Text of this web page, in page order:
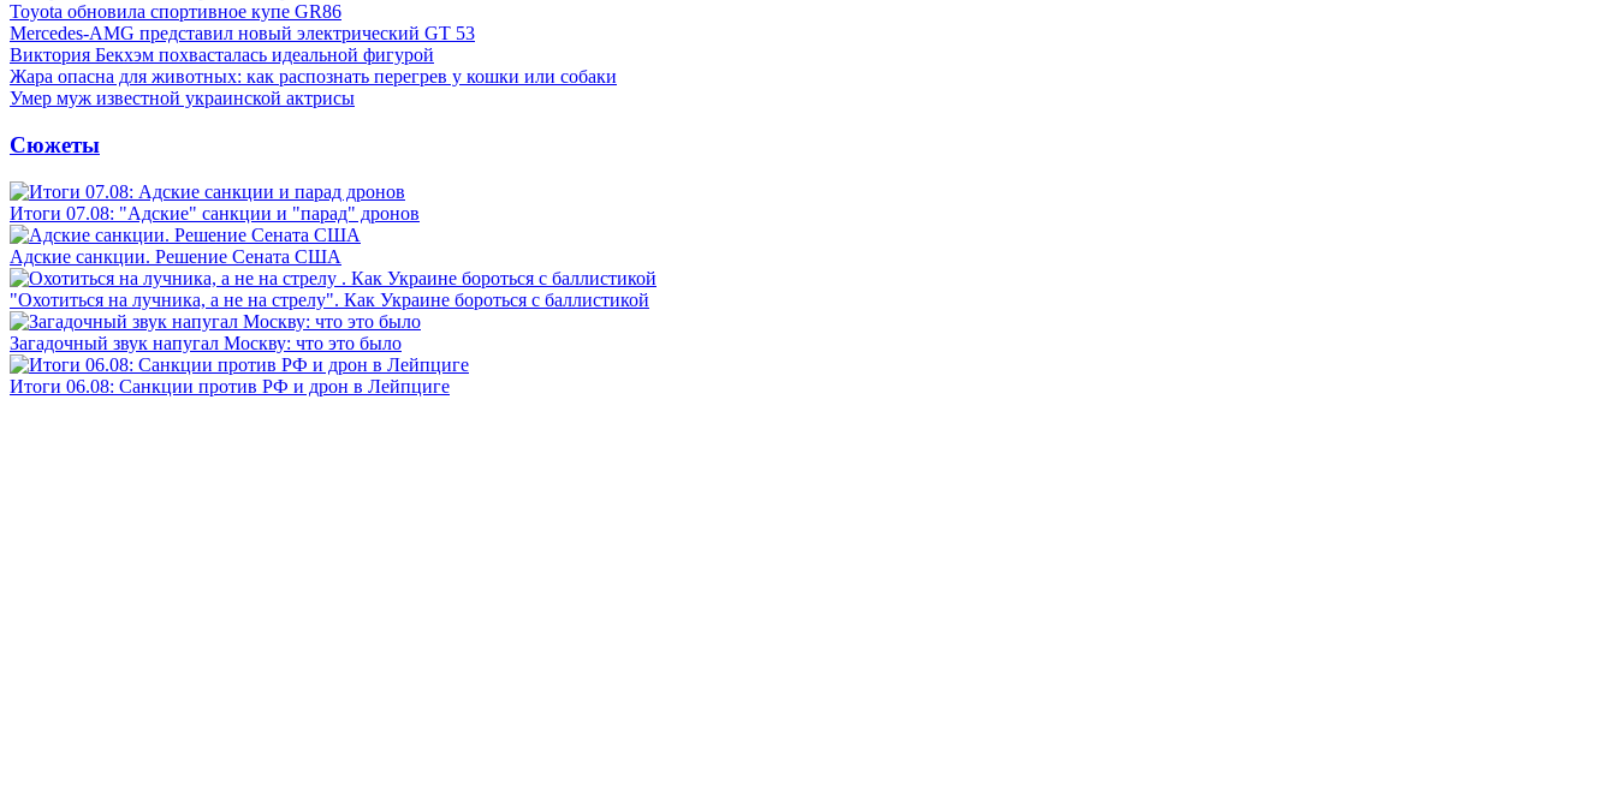
Toyota обновила спортивное купе GR86
Mercedes-AMG представил новый электрический GT 53
Виктория Бекхэм похвасталась идеальной фигурой
Жара опасна для животных: как распознать перегрев у кошки или собаки
Умер муж известной украинской актрисы
Сюжеты
Итоги 07.08: "Адские" санкции и "парад" дронов
Адские санкции. Решение Сената США
"Охотиться на лучника, а не на стрелу". Как Украине бороться с баллистикой
Загадочный звук напугал Москву: что это было
Итоги 06.08: Санкции против РФ и дрон в Лейпциге